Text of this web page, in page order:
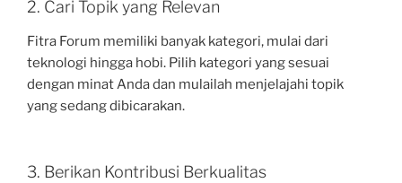
2. Cari Topik yang Relevan
Fitra Forum memiliki banyak kategori, mulai dari
teknologi hingga hobi. Pilih kategori yang sesuai
dengan minat Anda dan mulailah menjelajahi topik
yang sedang dibicarakan.
3. Berikan Kontribusi Berkualitas